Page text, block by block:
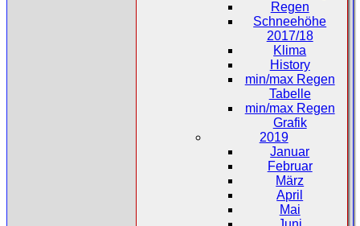
Regen
Schneehöhe
2017/18
Klima
History
min/max Regen
Tabelle
min/max Regen
Grafik
2019
Januar
Februar
März
April
Mai